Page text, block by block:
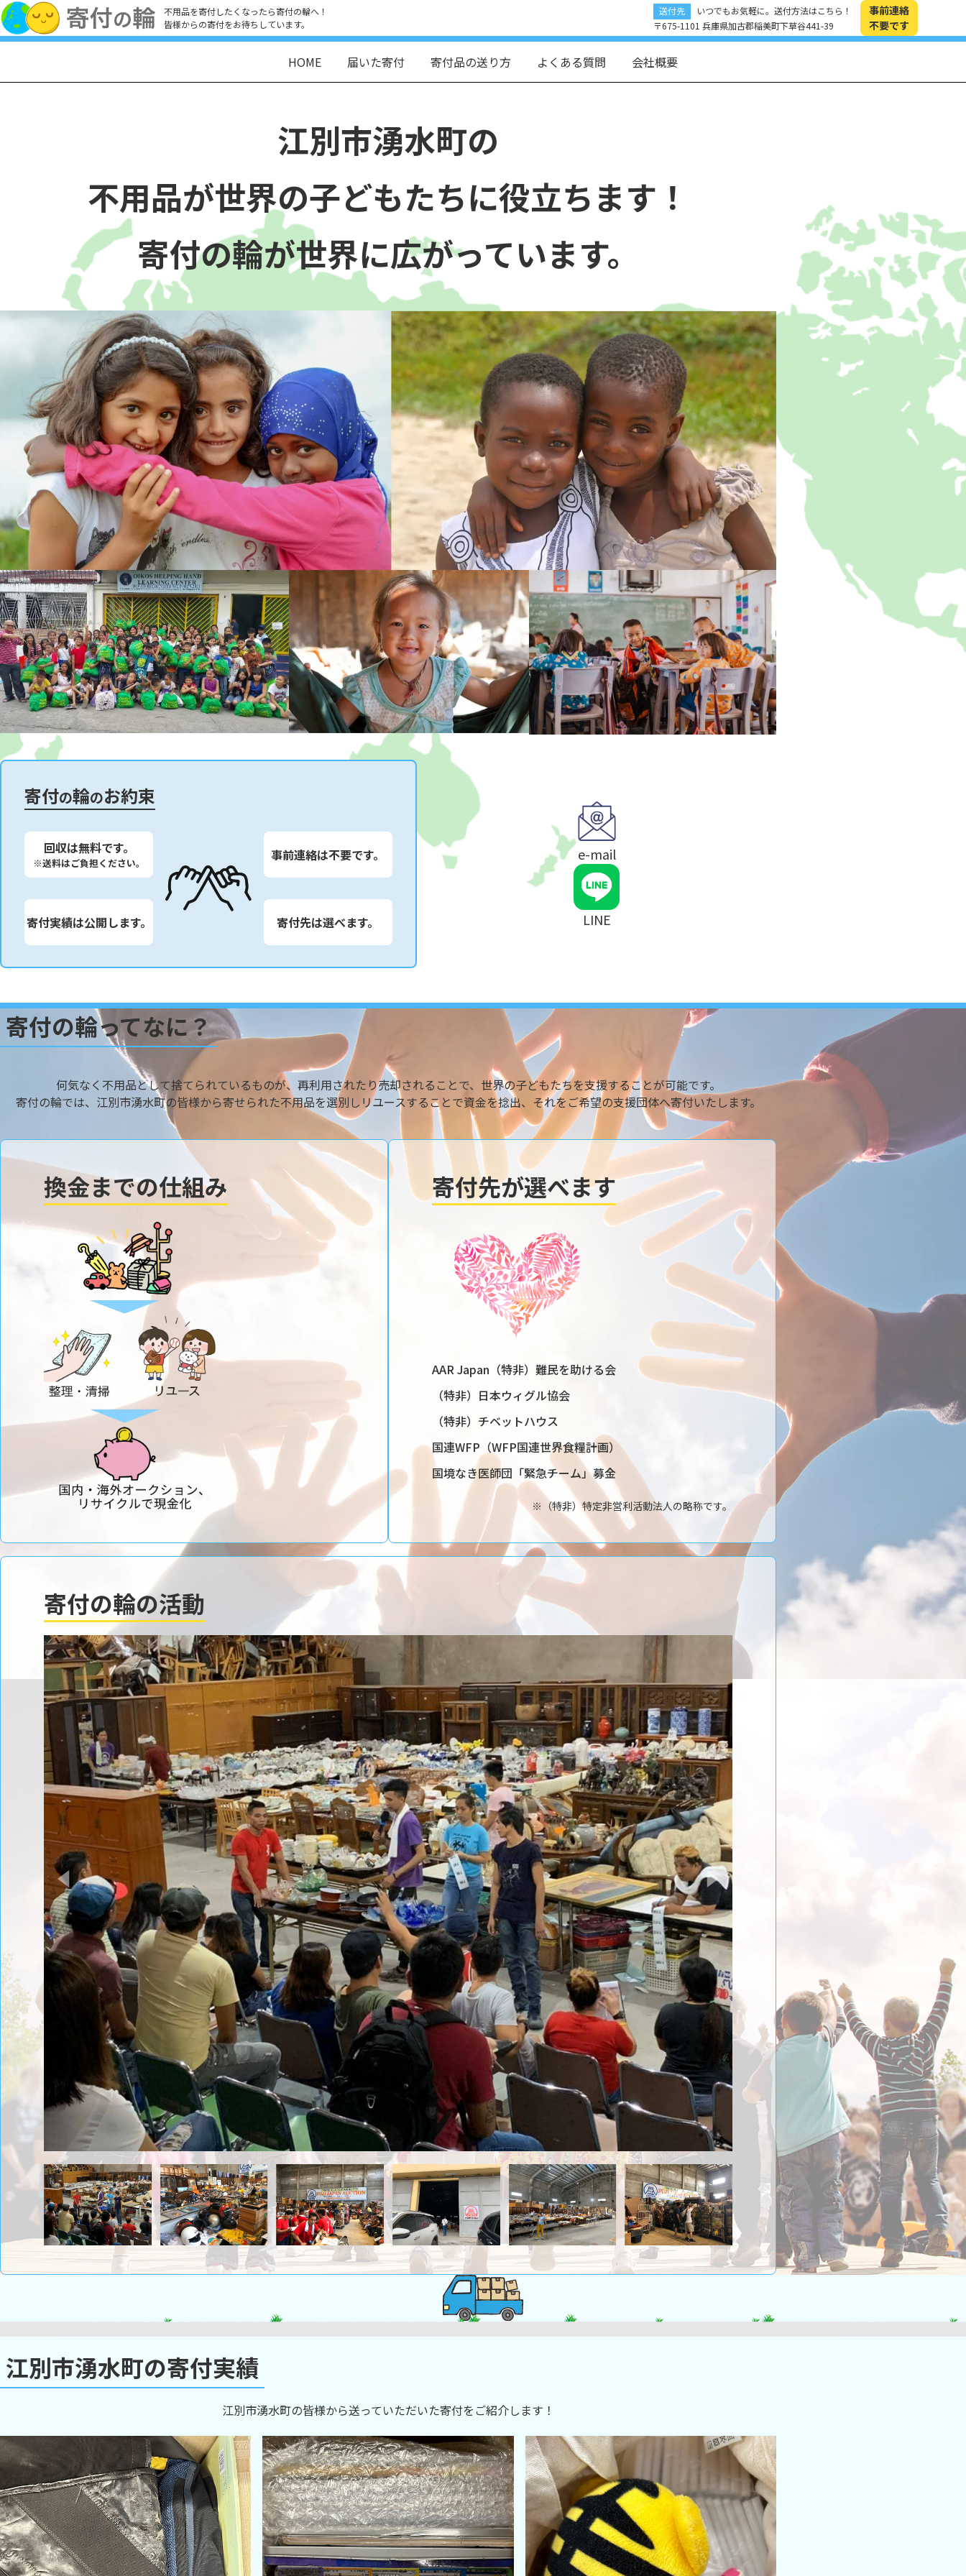
不用品を寄付したくなったら寄付の輪へ！
皆様からの寄付をお待ちしています。
送付先
いつでもお気軽に。送付方法はこちら！
〒675-1101 兵庫県加古郡稲美町下草谷441-39
事前連絡
不要です
HOME 届いた寄付 寄付品の送り方 よくある質問 会社概要
江別市湧水町の
不用品が世界の子どもたちに役立ちます！
寄付の輪が世界に広がっています。
寄付の輪のお約束
回収は無料です。
※送料はご負担ください。 事前連絡は不要です。
寄付実績は公開します。 寄付先は選べます。
e-mail
LINE
寄付の輪ってなに？
何気なく不用品として捨てられているものが、再利用されたり売却されることで、世界の子どもたちを支援することが可能です。
寄付の輪では、江別市湧水町の皆様から寄せられた不用品を選別しリユースすることで資金を捻出、それをご希望の支援団体へ寄付いたします。
換金までの仕組み 寄付先が選べます
AAR Japan（特非）難民を助ける会
（特非）日本ウィグル協会
（特非）チベットハウス
国連WFP（WFP国連世界食糧計画）
国境なき医師団「緊急チーム」募金
※（特非）特定非営利活動法人の略称です。
寄付の輪の活動
江別市湧水町の寄付実績
江別市湧水町の皆様から送っていただいた寄付をご紹介します！